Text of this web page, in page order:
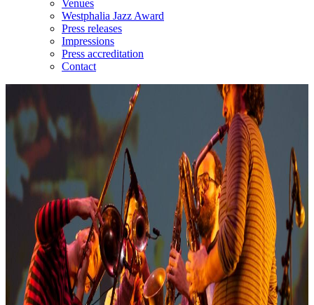
Venues
Westphalia Jazz Award
Press releases
Impressions
Press accreditation
Contact